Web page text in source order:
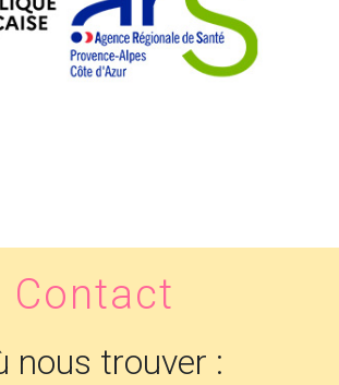
Contact
nous trouver :